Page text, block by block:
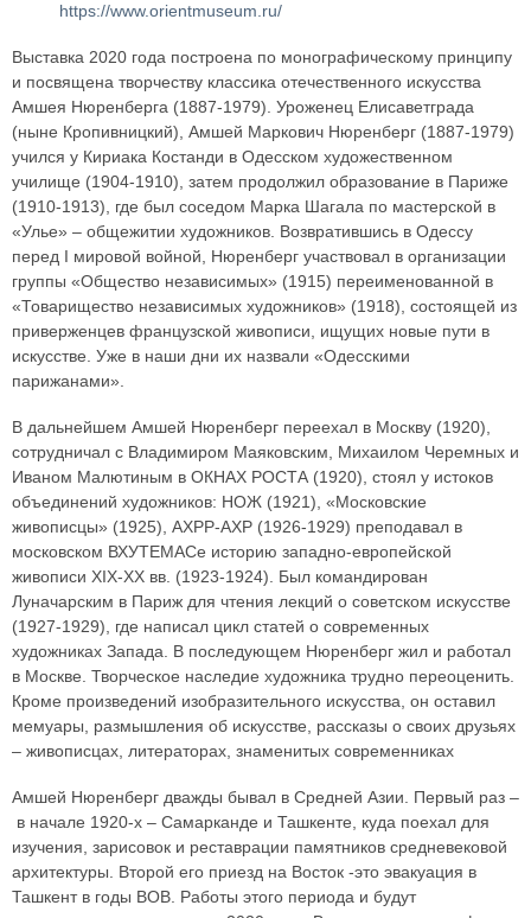
https://www.orientmuseum.ru/
Выставка 2020 года построена по монографическому принципу
и посвящена творчеству классика отечественного искусства
Амшея Нюренберга (1887-1979). Уроженец Елисаветграда
(ныне Кропивницкий), Амшей Маркович Нюренберг (1887-1979)
учился у Кириака Костанди в Одесском художественном
училище (1904-1910), затем продолжил образование в Париже
(1910-1913), где был соседом Марка Шагала по мастерской в
«Улье» – общежитии художников. Возвратившись в Одессу
перед I мировой войной, Нюренберг участвовал в организации
группы «Общество независимых» (1915) переименованной в
«Товарищество независимых художников» (1918), состоящей из
приверженцев французской живописи, ищущих новые пути в
искусстве. Уже в наши дни их назвали «Одесскими
парижанами».
В дальнейшем Амшей Нюренберг переехал в Москву (1920),
сотрудничал с Владимиром Маяковским, Михаилом Черемных и
Иваном Малютиным в ОКНАХ РОСТА (1920), стоял у истоков
объединений художников: НОЖ (1921), «Московские
живописцы» (1925), АХРР-АХР (1926-1929) преподавал в
московском ВХУТЕМАСе историю западно-европейской
живописи XIX-XX вв. (1923-1924). Был командирован
Луначарским в Париж для чтения лекций о советском искусстве
(1927-1929), где написал цикл статей о современных
художниках Запада. В последующем Нюренберг жил и работал
в Москве. Творческое наследие художника трудно переоценить.
Кроме произведений изобразительного искусства, он оставил
мемуары, размышления об искусстве, рассказы о своих друзьях
– живописцах, литераторах, знаменитых современниках
Амшей Нюренберг дважды бывал в Средней Азии. Первый раз –
в начале 1920-х – Самарканде и Ташкенте, куда поехал для
изучения, зарисовок и реставрации памятников средневековой
архитектуры. Второй его приезд на Восток -это эвакуация в
Ташкент в годы ВОВ. Работы этого периода и будут